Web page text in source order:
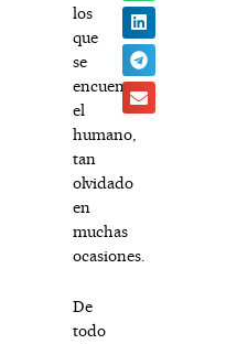
los
que
se
encuentra
el
humano,
tan
olvidado
en
muchas
ocasiones.
De
todo